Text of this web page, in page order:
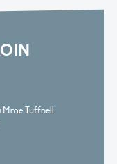
Mme Tuffnell